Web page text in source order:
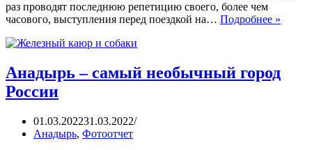
раз проводят последнюю репетицию своего, более чем
часового, выступления перед поездкой на… Подробнее »
Анадырь – самый необычный город
России
01.03.202231.03.2022
Анадырь, Фотоотчет